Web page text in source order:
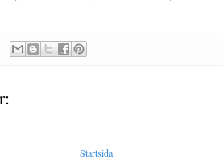
Startsida